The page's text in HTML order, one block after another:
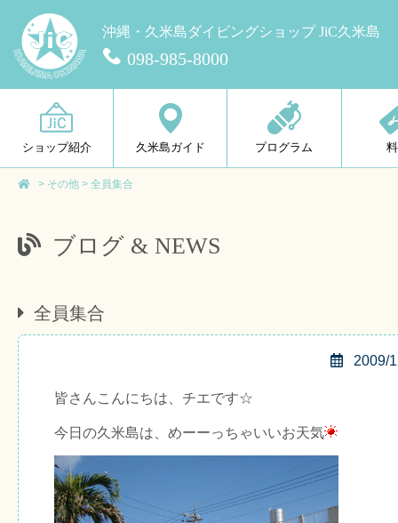
沖縄・久米島ダイビングショップ JiC久米島
098-985-8000
ショップ紹介 久米島ガイド プログラム
> その他 > 全員集合
ブログ & NEWS
全員集合
2009/
皆さんこんにちは、チエです☆
今日の久米島は、めーーっちゃいいお天気